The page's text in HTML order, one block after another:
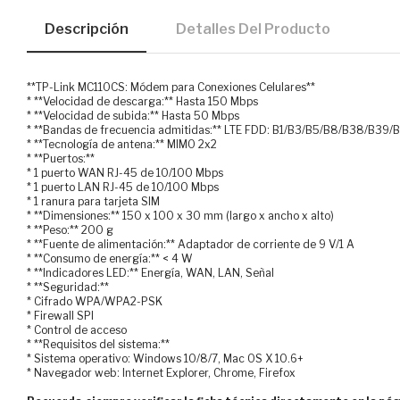
Descripción Detalles Del Producto
**TP-Link MC110CS: Módem para Conexiones Celulares**
* **Velocidad de descarga:** Hasta 150 Mbps
* **Velocidad de subida:** Hasta 50 Mbps
* **Bandas de frecuencia admitidas:** LTE FDD: B1/B3/B5/B8/B38/B39/
* **Tecnología de antena:** MIMO 2x2
* **Puertos:**
* 1 puerto WAN RJ-45 de 10/100 Mbps
* 1 puerto LAN RJ-45 de 10/100 Mbps
* 1 ranura para tarjeta SIM
* **Dimensiones:** 150 x 100 x 30 mm (largo x ancho x alto)
* **Peso:** 200 g
* **Fuente de alimentación:** Adaptador de corriente de 9 V/1 A
* **Consumo de energía:** < 4 W
* **Indicadores LED:** Energía, WAN, LAN, Señal
* **Seguridad:**
* Cifrado WPA/WPA2-PSK
* Firewall SPI
* Control de acceso
* **Requisitos del sistema:**
* Sistema operativo: Windows 10/8/7, Mac OS X 10.6+
* Navegador web: Internet Explorer, Chrome, Firefox